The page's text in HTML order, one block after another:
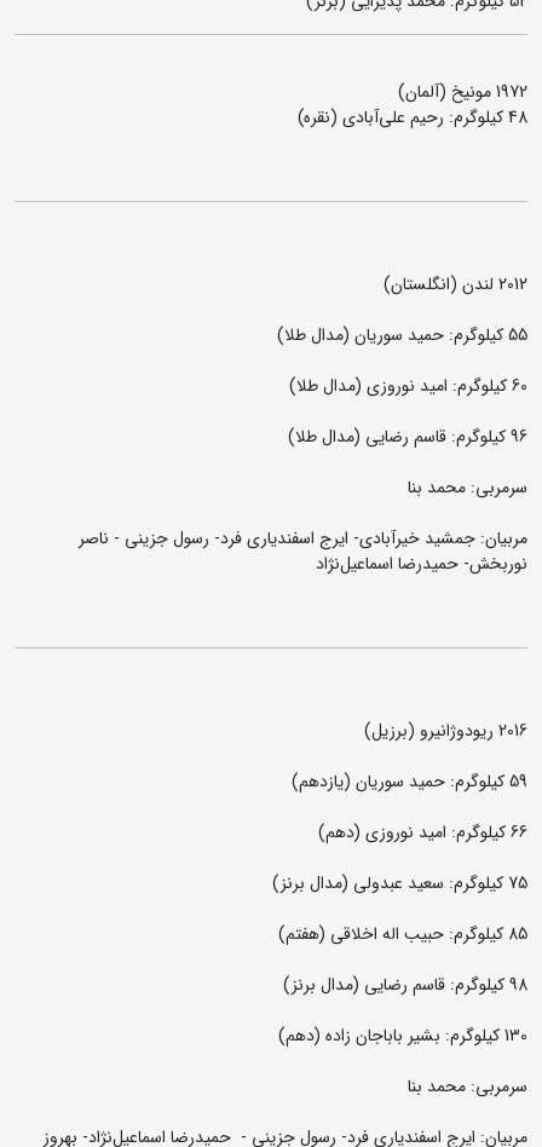
1972 مونیخ (آلمان)
48 کیلوگرم: رحیم علی‌آبادی (نقره)
2012 لندن (انگلستان)
55 کیلوگرم: حمید سوریان (مدال طلا)
60 کیلوگرم: امید نوروزی (مدال طلا)
96 کیلوگرم: قاسم رضایی (مدال طلا)
سرمربی: محمد بنا
مربیان: جمشید خیرآبادی- ایرج اسفندیاری فرد- رسول جزینی - ناصر
نوربخش- حمیدرضا اسماعیل‌نژاد
2016 ریودوژانیرو (برزیل)
59 کیلوگرم: حمید سوریان (یازدهم)
66 کیلوگرم: امید نوروزی (دهم)
75 کیلوگرم: سعید عبدولی (مدال برنز)
85 کیلوگرم: حبیب اله اخلاقی (هفتم)
98 کیلوگرم: قاسم رضایی (مدال برنز)
130 کیلوگرم: بشیر باباجان زاده (دهم)
سرمربی: محمد بنا
مربیان: ایرج اسفندیاری فرد- رسول جزینی - حمیدرضا اسماعیل‌نژاد- بهروز